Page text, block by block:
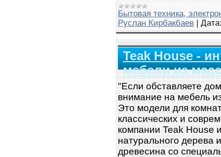
Бытовая техника,
Руслан Кирбакбаев |
Teak House -
мебели из
"Если обставляете
внимание на мебель
Это модели для
классических и
компании Teak House
натурального дерева
древесина со